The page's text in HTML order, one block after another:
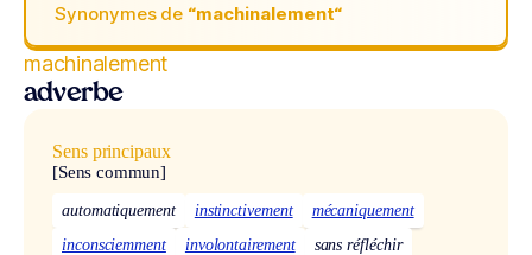
Synonymes de “machinalement“
machinalement
adverbe
Sens principaux
[Sens commun]
automatiquement instinctivement
mécaniquement
inconsciemment
involontairement sans réfléchir